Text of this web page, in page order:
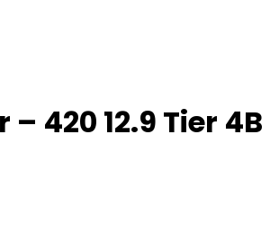
420 12.9 Tier 4B